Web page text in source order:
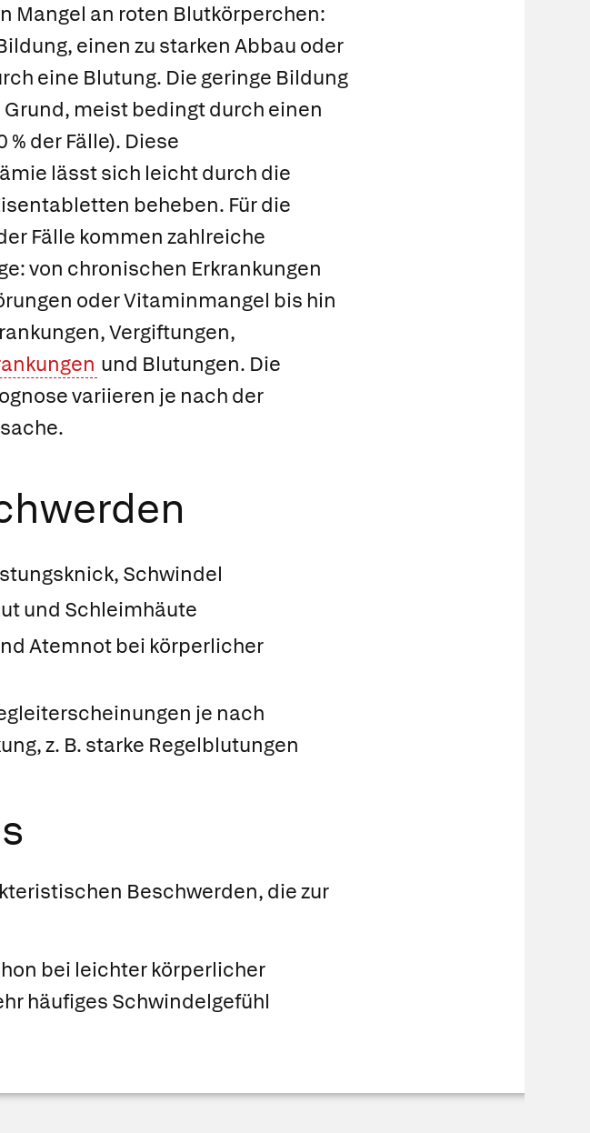
Mangel an roten Blutkörperchen:
einen zu starken Abbau oder
eine Blutung. Die geringe Bildung
meist bedingt durch einen
der Fälle). Diese
lässt sich leicht durch die
beheben. Für die
Fälle kommen zahlreiche
von chronischen Erkrankungen
oder Vitaminmangel bis hin
Vergiftungen,
und Blutungen. Die
variieren je nach der
Schwindel
und Schleimhäute
Atemnot bei körperlicher
je nach
z. B. starke Regelblutungen
Beschwerden, die zur
bei leichter körperlicher
häufiges Schwindelgefühl